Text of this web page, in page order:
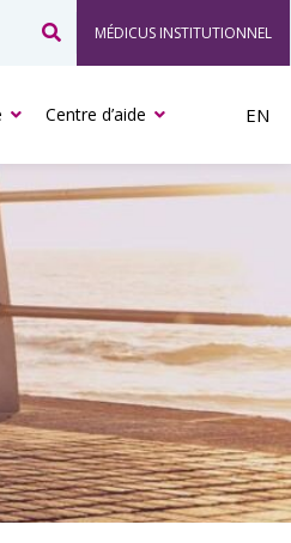
Recherche
MÉDICUS INSTITUTIONNEL
Centre d’aide EN